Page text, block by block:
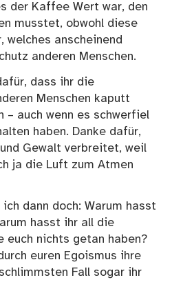
der Kaffee Wert war, den
musstet, obwohl diese
welches anscheinend
anderen Menschen.
dass ihr die
Menschen kaputt
– auch wenn es schwerfiel
haben. Danke dafür,
Gewalt verbreitet, weil
ja die Luft zum Atmen
dann doch: Warum hasst
hasst ihr all die
euch nichts getan haben?
euren Egoismus ihre
Fall sogar ihr